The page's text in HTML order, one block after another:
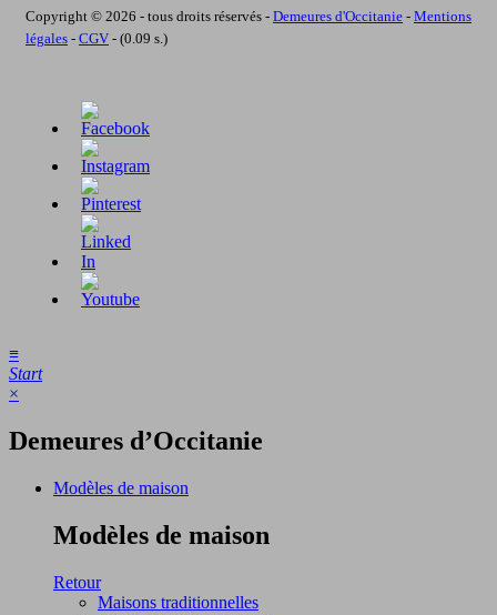
Copyright © 2026 - tous droits réservés - Demeures d'Occitanie - Mentions
légales - CGV - (0.09 s.)
≡
Start
×︎
Demeures d’Occitanie
Modèles de maison
Modèles de maison
Retour
Maisons traditionnelles